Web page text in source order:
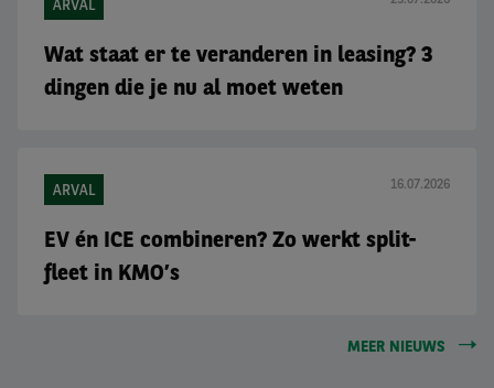
ARVAL
Wat staat er te veranderen in leasing? 3
dingen die je nu al moet weten
ARVAL 16.07.2026
EV én ICE combineren? Zo werkt split-
fleet in KMO’s
MEER NIEUWS